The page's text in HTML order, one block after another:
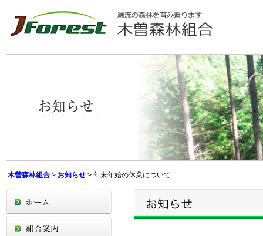
木曽森林組合 > お知らせ > 年末年始の休業について